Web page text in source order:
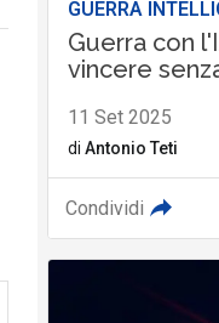
GUERRA
Guerra con
vincere
11 Set 2025
di Antonio Teti
Condividi